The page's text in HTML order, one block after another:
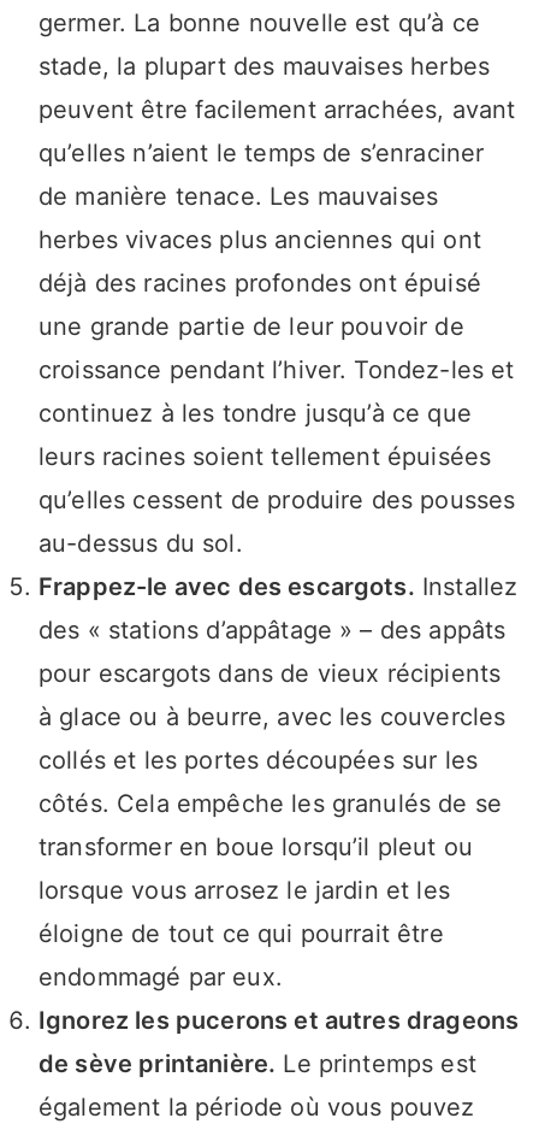
germer. La bonne nouvelle est qu’à ce
stade, la plupart des mauvaises herbes
peuvent être facilement arrachées, avant
qu’elles n’aient le temps de s’enraciner
de manière tenace. Les mauvaises
herbes vivaces plus anciennes qui ont
déjà des racines profondes ont épuisé
une grande partie de leur pouvoir de
croissance pendant l’hiver. Tondez-les et
continuez à les tondre jusqu’à ce que
leurs racines soient tellement épuisées
qu’elles cessent de produire des pousses
au-dessus du sol.
Frappez-le avec des escargots. Installez
des « stations d’appâtage » – des appâts
pour escargots dans de vieux récipients
à glace ou à beurre, avec les couvercles
collés et les portes découpées sur les
côtés. Cela empêche les granulés de se
transformer en boue lorsqu’il pleut ou
lorsque vous arrosez le jardin et les
éloigne de tout ce qui pourrait être
endommagé par eux.
Ignorez les pucerons et autres drageons
de sève printanière. Le printemps est
également la période où vous pouvez